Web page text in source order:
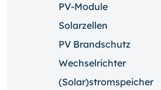
PV-Module
Solarzellen
PV Brandschutz
Wechselrichter
(Solar)stromspeicher